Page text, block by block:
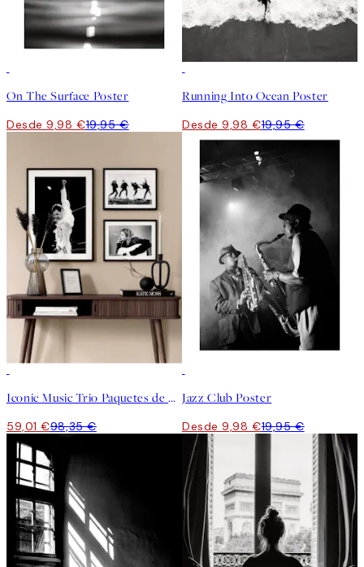
On The Surface Poster
Desde 9,98 €19,95 €
Running Into Ocean Poster
Desde 9,98 €19,95 €
Iconic Music Trio Paquetes de pósters
59,01 €98,35 €
Jazz Club Poster
Desde 9,98 €19,95 €